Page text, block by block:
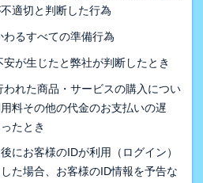
適切と判断した行為
るすべての準備行為
が生じたと弊社が判断したとき
れた商品・サービスの購入につい
料その他の代金のお支払いの遅
たとき
にお客様のIDが利用（ログイン）
た場合、お客様のID情報を予告な